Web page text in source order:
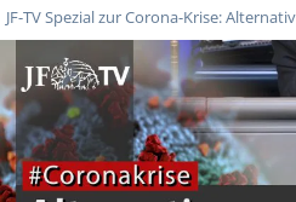
JF-TV Spezial zur Corona-Krise: